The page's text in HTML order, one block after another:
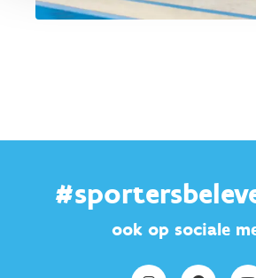
ook op sociale